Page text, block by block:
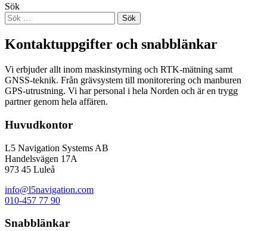
Sök
Kontaktuppgifter och snabblänkar
Vi erbjuder allt inom maskinstyrning och RTK-mätning samt
GNSS-teknik. Från grävsystem till monitorering och manburen
GPS-utrustning. Vi har personal i hela Norden och är en trygg
partner genom hela affären.
Huvudkontor
L5 Navigation Systems AB
Handelsvägen 17A
973 45 Luleå
info@l5navigation.com
010-457 77 90
Snabblänkar